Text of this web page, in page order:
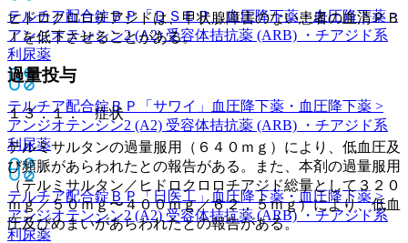
テルチア配合錠ＢＰ「ＤＳＥＰ」血圧降下薬・血圧降下薬 >
アンジオテンシン2 (A2) 受容体拮抗薬 (ARB) ・チアジド系
利尿薬
テルチア配合錠ＢＰ「サワイ」
血圧降下薬・血圧降下薬 >
アンジオテンシン2 (A2) 受容体拮抗薬 (ARB) ・チアジド系
利尿薬
テルチア配合錠ＢＰ「日医工」 血圧降下薬・血圧降下薬 >
アンジオテンシン2 (A2) 受容体拮抗薬 (ARB) ・チアジド系
利尿薬
ヒドロクロロチアジドは、甲状腺障害のない患者の血清ＰＢ
Ｉを低下させることがある。
過量投与
１３．１． 症状
テルミサルタンの過量服用（６４０ｍｇ）により、低血圧及
び頻脈があらわれたとの報告がある。また、本剤の過量服用
（テルミサルタン／ヒドロクロロチアジド総量として３２０
ｍｇ／５０ｍｇ〜４００ｍｇ／６２．５ｍｇ）により、低血
圧及びめまいがあらわれたとの報告がある。